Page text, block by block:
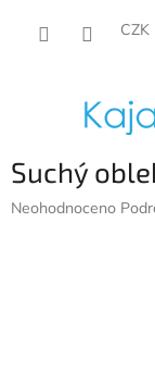
CZK
Suchý
Průměrné
Neohodnoceno